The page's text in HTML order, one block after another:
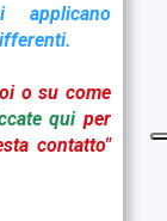
o su come
quiper
contatto"